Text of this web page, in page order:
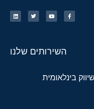
השירותים שלנו